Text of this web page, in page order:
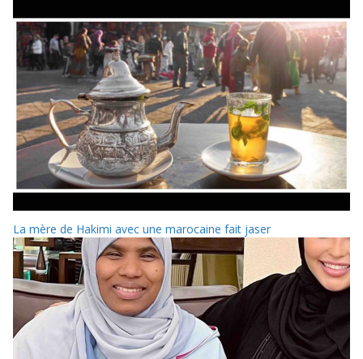
La mère de Hakimi avec une marocaine fait jaser